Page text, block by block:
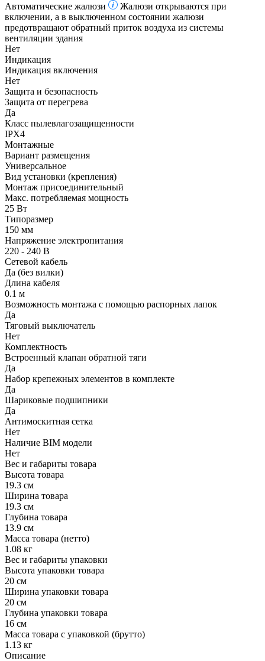
Автоматические жалюзи
Жалюзи открываются при
включении, а в выключенном состоянии жалюзи
предотвращают обратный приток воздуха из системы
вентиляции здания
Нет
Индикация
Индикация включения
Нет
Защита и безопасность
Защита от перегрева
Да
Класс пылевлагозащищенности
IPX4
Монтажные
Вариант размещения
Универсальное
Вид установки (крепления)
Монтаж присоединительный
Макс. потребляемая мощность
25 Вт
Типоразмер
150 мм
Напряжение электропитания
220 - 240 В
Сетевой кабель
Да (без вилки)
Длина кабеля
0.1 м
Возможность монтажа с помощью распорных лапок
Да
Тяговый выключатель
Нет
Комплектность
Встроенный клапан обратной тяги
Да
Набор крепежных элементов в комплекте
Да
Шариковые подшипники
Да
Антимоскитная сетка
Нет
Наличие BIM модели
Нет
Вес и габариты товара
Высота товара
19.3 см
Ширина товара
19.3 см
Глубина товара
13.9 см
Масса товара (нетто)
1.08 кг
Вес и габариты упаковки
Высота упаковки товара
20 см
Ширина упаковки товара
20 см
Глубина упаковки товара
16 см
Масса товара с упаковкой (брутто)
1.13 кг
Описание